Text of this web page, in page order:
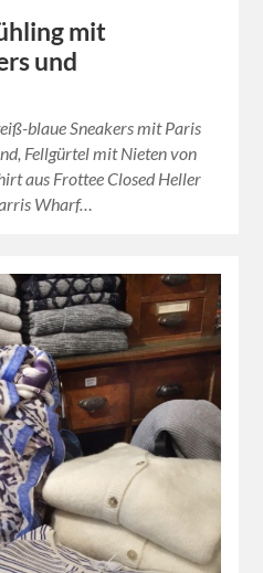
mit
und
blaue Sneakers mit Paris
Fellgürtel mit Nieten von
aus Frottee Closed Heller
Wharf…